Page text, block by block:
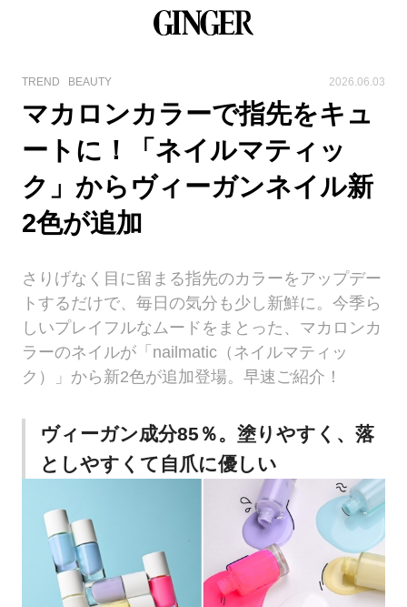
TREND BEAUTY 2026.06.03
マカロンカラーで指先をキュ
ートに！「ネイルマティッ
ク」からヴィーガンネイル新
2色が追加
さりげなく目に留まる指先のカラーをアップデー
トするだけで、毎日の気分も少し新鮮に。今季ら
しいプレイフルなムードをまとった、マカロンカ
ラーのネイルが「nailmatic（ネイルマティッ
ク）」から新2色が追加登場。早速ご紹介！
ヴィーガン成分85％。塗りやすく、落
としやすくて自爪に優しい